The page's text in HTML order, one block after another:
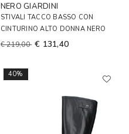
NERO GIARDINI
STIVALI TACCO BASSO CON
CINTURINO ALTO DONNA NERO
€ 219,00 € 131,40
40%